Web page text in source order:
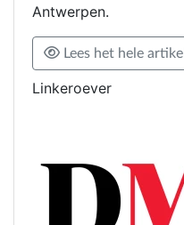
Antwerpen.
Lees het hele artikel
Linkeroever